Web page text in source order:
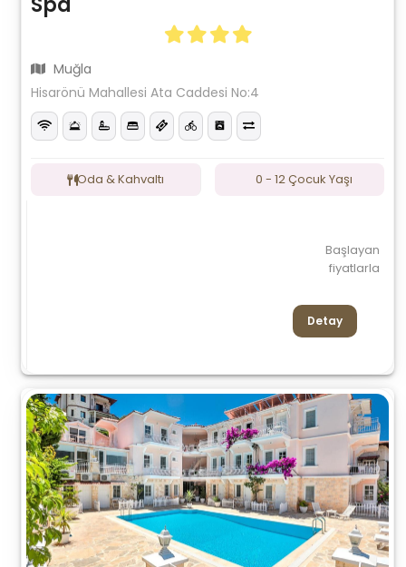
Muğla
Hisarönü Mahallesi Ata Caddesi No:4
Oda & Kahvaltı 0 - 12 Çocuk Yaşı
Başlayan
fiyatlarla
Detay